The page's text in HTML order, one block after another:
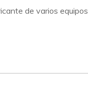
de varios equipos